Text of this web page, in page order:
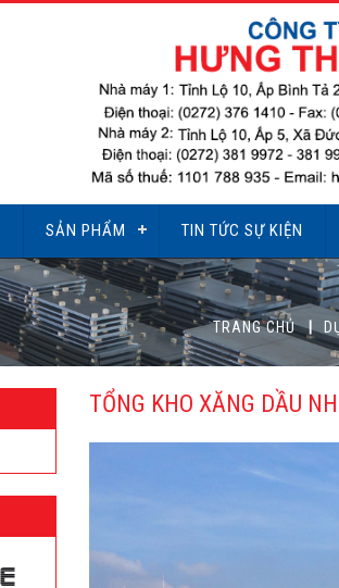
SẢN PHẨM TIN TỨC SỰ KIỆN
TRANG CHỦ
TỔNG KHO XĂNG DẦU